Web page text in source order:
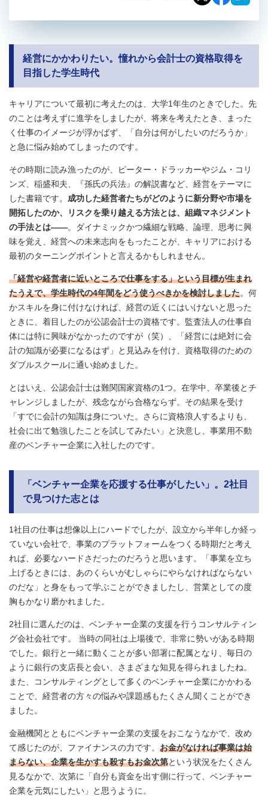
経営にかかわりたい。憧れから会計士の資格取得を
目指した学生時代
キャリアについて最初に考えたのは、大学1年生のときでした。先
のことは考えずに進学をしましたが、将来を考えたとき、まった
く仕事のイメージが浮かばず、「自分は何がしたいのだろうか」
と急に悩み始めてしまったのです。
その時期に読み漁ったのが、ピーター・ドラッカーやジム・コリ
ンズ、稲盛和夫、『孫氏の兵法』の解説書など、経営をテーマに
した書籍です。 成功した経営者たちがどのように新分野や市場を
開拓したのか、リスクを乗り越える方法とは、組織マネジメント
の手法とは――。ダイナミックかつ繊細な戦略、論理、思考に興
味を覚え、経営への未来志向をもったことが、キャリアにおける
最初のターニングポイントと言えるかもしれません。
「経営や経営者に近いところで仕事をする」という目標が生まれ
たうえで、学生時代の4年間をどう使うべきかを検討しました。何
かスキルを身に付けなければ、経営の近くにはいけないと思った
ときに、着目したのが公認会計士の資格です。監査法人の仕事自
体には特に興味がなかったのですが（笑）、「経営には絶対に会
計の知識が必要になるはず」と見込みを付け、資格取得のための
ダブルスクールに通い始めました。
とはいえ、公認会計士は難関国家資格の1つ。在学中、卒業後とチ
ャレンジしましたが、残念ながら合格ならず。その結果を受け
「すでに会計の知識は身についた。さらに資格浪人するよりも、
社会に出て勉強したことを試してみたい」と決意し、事業用不動
産のベンチャー企業に入社したのです。
「ベンチャー企業を応援する仕事がしたい」。2社目
で見つけた志とは
1社目の仕事は想像以上にハードでしたが、設立から半年しか経っ
ていない会社で、事業のプラットフォームをつくる時期だと考え
れば、必要なハードさだったのだろうと思います。「事業を立ち
上げるときには、あのくらいがむしゃらにやらなければならない
のだな」と身をもって学ぶことができましたし、営業としての度
胸もかなり磨かれました。
2社目に選んだのは、ベンチャー企業の支援を行うコンサルティン
グ会社会社です。 当時の同社は上場後で、非常に勢いがある時期
でした。銀行と一緒に動くことが多い部署に配属となり、毎日の
ように銀行の支店長と会い、さまざまな知見を得られましたね。
また、コンサルティングとして多くのベンチャー企業にかかわる
ことで、経営者の方々の悩みや課題感もたくさん聞くことができ
ました。
金融機関とともにベンチャー企業の支援をおこなうなかで、改め
て感じたのが、ファイナンスの力です。 お金がなければ事業は始
まらない、企業を生かすも殺すもお金次第という状況をたくさん
見るなかで、次第に「自分も資金を出す側に行って、ベンチャー
企業を元気にしたい」と思うように。